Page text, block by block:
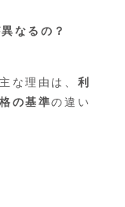
なるの？
な理由は、 利
の基準の違い